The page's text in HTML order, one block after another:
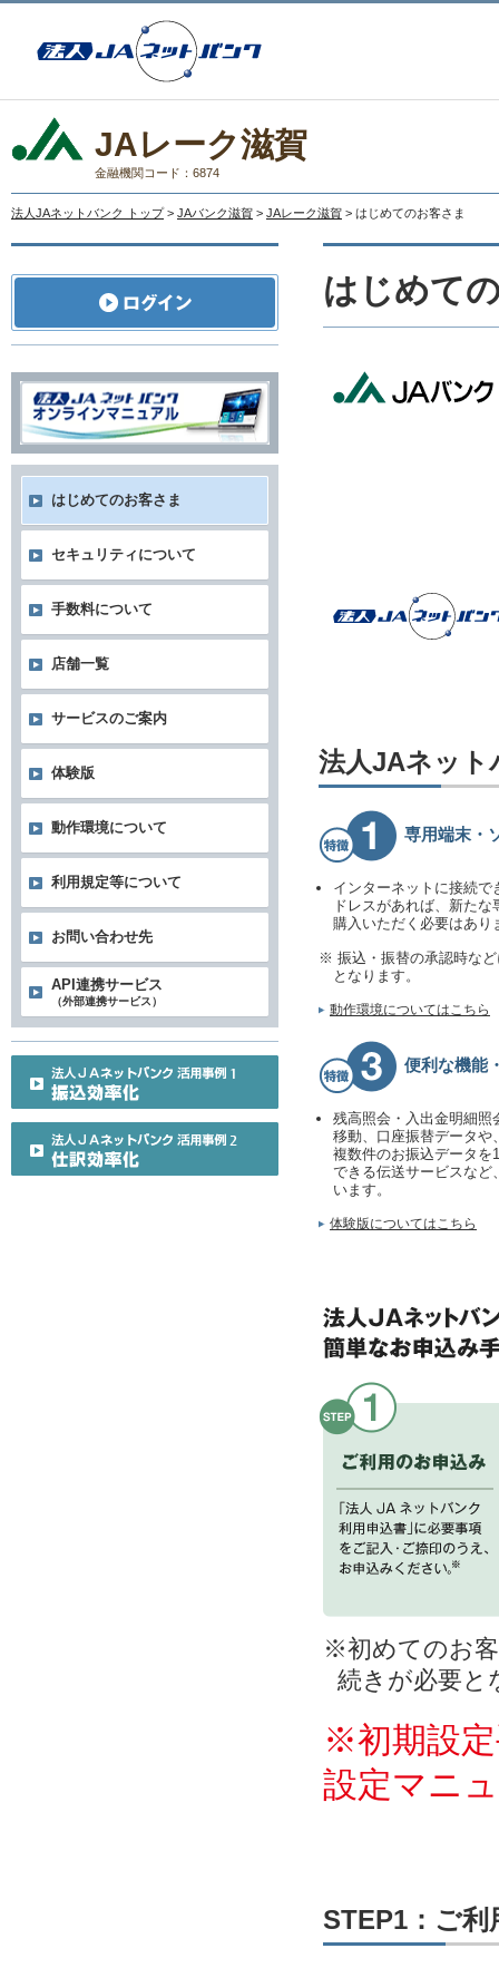
JAレーク滋賀
金融機関コード：6874
法人JAネットバンク トップ > JAバンク滋賀 > JAレーク滋賀 > はじめてのお客さま
はじめて
法人JAネット
専用端末・
インターネットに接続
ドレスがあれば、新た
購入いただく必要はあり
※ 振込・振替の承認時な
となります。
動作環境についてはこちら
便利な機能
残高照会・入出金明細照
移動、口座振替データや
複数件のお振込データを
できる伝送サービスなど
います。
体験版についてはこちら
※初めてのお
続きが必要と
※初期設
設定マニ
STEP1：ご利
はじめてのお客さま
セキュリティについて
手数料について
店舗一覧
サービスのご案内
体験版
動作環境について
利用規定等について
お問い合わせ先
API連携サービス
（外部連携サービス）